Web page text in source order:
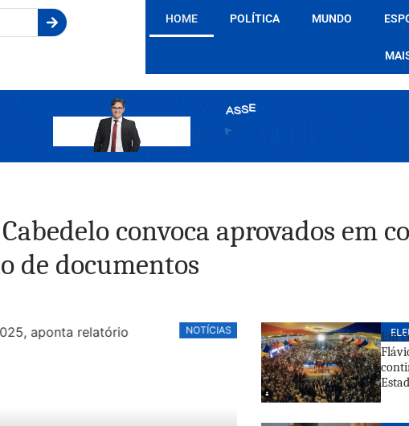
HOME POLÍTICA MUNDO
convoca aprovados em
de documentos
NOTÍCIAS
Em